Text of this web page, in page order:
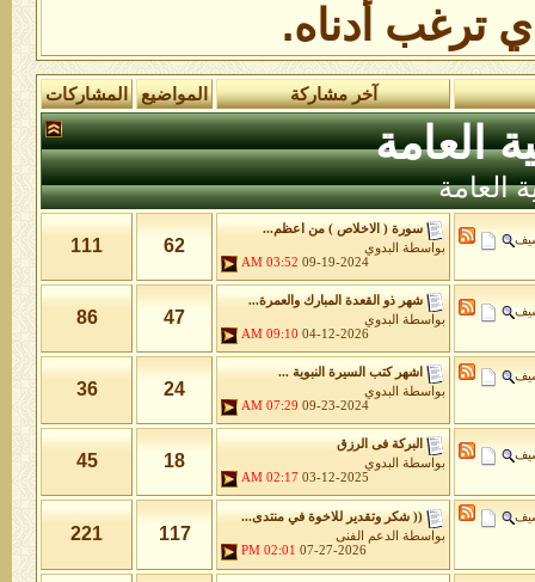
ترغب أدناه.
آخر مشاركة المواضيع المشاركات
العامة
العامة
سورة ( الاخلاص ) من اعظم...
بواسطة
البدوي
09-19-2024
03:52 AM
62
111
شهر ذو القعدة المبارك والعمرة...
بواسطة
البدوي
04-12-2026
09:10 AM
47
86
اشهر كتب السيرة النبوية ...
بواسطة
البدوي
09-23-2024
07:29 AM
24
36
البركة فى الرزق
بواسطة
البدوي
03-12-2025
02:17 AM
18
45
(( شكر وتقدير للاخوة في منتدى...
بواسطة
الدعم الفنى
07-27-2026
02:01 PM
117
221